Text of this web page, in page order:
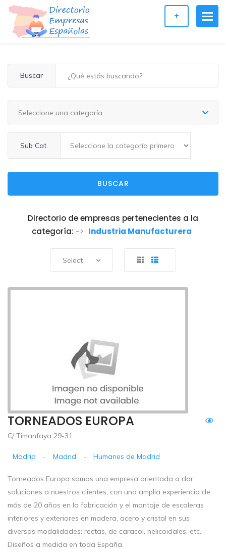
+
Buscar
Seleccione una categoría
Sub Cat.
BUSCAR
Directorio de empresas pertenecientes a la
categoría: -> Industria Manufacturera
Select
TORNEADOS EUROPA
C/ Timanfaya 29-31
Madrid - Madrid - Humanes de Madrid
Torneados Europa somos una empresa orientada a dar
soluciones a nuestros clientes, con una amplia experiencia de
más de 20 años en la fabricación y el montaje de escaleras
interiores y exteriores en madera, acero y cristal en sus
diversas modalidades: rectas, de caracol, helicoidales, etc.
Diseños a medida en toda España.